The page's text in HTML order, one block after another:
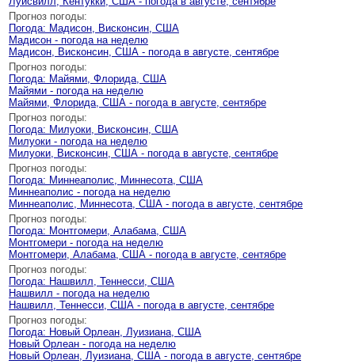
Прогноз погоды:
Погода: Мадисон, Висконсин, США
Мадисон - погода на неделю
Мадисон, Висконсин, США - погода в августе, сентябре
Прогноз погоды:
Погода: Майями, Флорида, США
Майями - погода на неделю
Майями, Флорида, США - погода в августе, сентябре
Прогноз погоды:
Погода: Милуоки, Висконсин, США
Милуоки - погода на неделю
Милуоки, Висконсин, США - погода в августе, сентябре
Прогноз погоды:
Погода: Миннеаполис, Миннесота, США
Миннеаполис - погода на неделю
Миннеаполис, Миннесота, США - погода в августе, сентябре
Прогноз погоды:
Погода: Монтгомери, Алабама, США
Монтгомери - погода на неделю
Монтгомери, Алабама, США - погода в августе, сентябре
Прогноз погоды:
Погода: Нашвилл, Теннесси, США
Нашвилл - погода на неделю
Нашвилл, Теннесси, США - погода в августе, сентябре
Прогноз погоды:
Погода: Новый Орлеан, Луизиана, США
Новый Орлеан - погода на неделю
Новый Орлеан, Луизиана, США - погода в августе, сентябре